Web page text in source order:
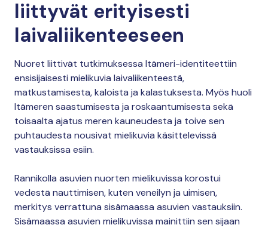
liittyvät erityisesti
laivaliikenteeseen
Nuoret liittivät tutkimuksessa Itämeri-identiteettiin
ensisijaisesti mielikuvia laivaliikenteestä,
matkustamisesta, kaloista ja kalastuksesta. Myös huoli
Itämeren saastumisesta ja roskaantumisesta sekä
toisaalta ajatus meren kauneudesta ja toive sen
puhtaudesta nousivat mielikuvia käsittelevissä
vastauksissa esiin.
Rannikolla asuvien nuorten mielikuvissa korostui
vedestä nauttimisen, kuten veneilyn ja uimisen,
merkitys verrattuna sisämaassa asuvien vastauksiin.
Sisämaassa asuvien mielikuvissa mainittiin sen sijaan